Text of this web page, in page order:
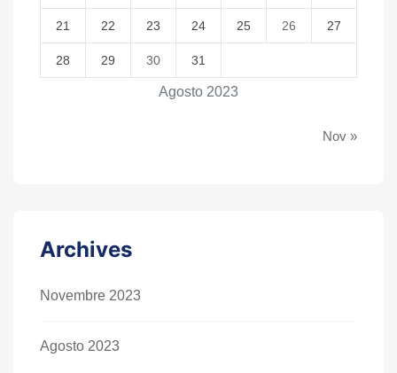
Agosto 2023
21 22 23 24 25 26 27
28 29 30 31
Nov »
Archives
Novembre 2023
Agosto 2023